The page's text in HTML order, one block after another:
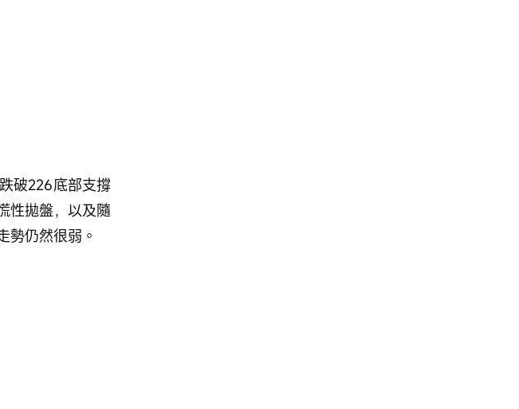
破226底部支撐
性拋盤，以及隨
勢仍然很弱。